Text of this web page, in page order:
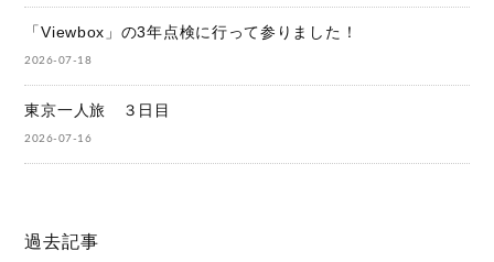
「Viewbox」の3年点検に行って参りました！
2026-07-18
東京一人旅 ３日目
2026-07-16
過去記事